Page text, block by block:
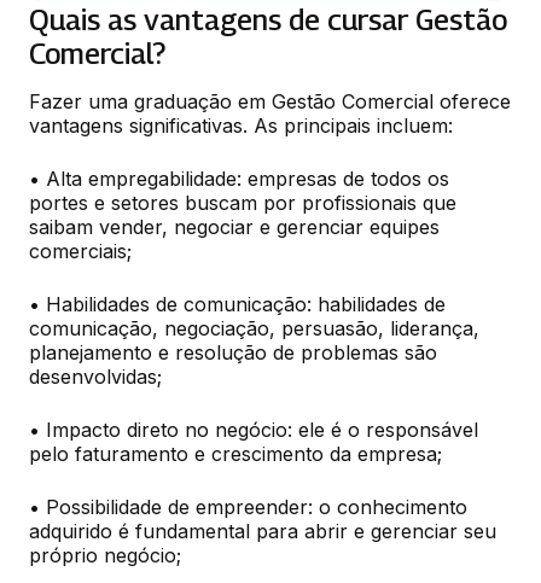
Quais as vantagens de cursar Gestão
Comercial?
Fazer uma graduação em Gestão Comercial oferece
vantagens significativas. As principais incluem:
• Alta empregabilidade: empresas de todos os
portes e setores buscam por profissionais que
saibam vender, negociar e gerenciar equipes
comerciais;
• Habilidades de comunicação: habilidades de
comunicação, negociação, persuasão, liderança,
planejamento e resolução de problemas são
desenvolvidas;
• Impacto direto no negócio: ele é o responsável
pelo faturamento e crescimento da empresa;
• Possibilidade de empreender: o conhecimento
adquirido é fundamental para abrir e gerenciar seu
próprio negócio;